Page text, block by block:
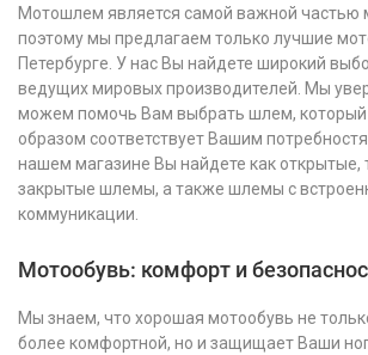
Мотошлем является самой важной частью
поэтому мы предлагаем только лучшие
Петербурге. У нас Вы найдете широкий
ведущих мировых производителей. Мы
можем помочь Вам выбрать шлем,
образом соответствует Вашим
нашем магазине Вы найдете как открытые,
закрытые шлемы, а также шлемы с
коммуникации.
Мотообувь: комфорт и
Мы знаем, что хорошая мотообувь не
более комфортной, но и защищает Ваши